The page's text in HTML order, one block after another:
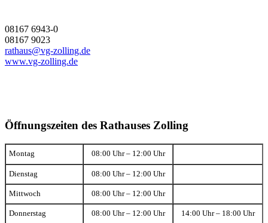
08167 6943-0
08167 9023
rathaus@vg-zolling.de
www.vg-zolling.de
Öffnungszeiten des Rathauses Zolling
Montag 08:00 Uhr – 12:00 Uhr
Dienstag 08:00 Uhr – 12:00 Uhr
Mittwoch 08:00 Uhr – 12:00 Uhr
Donnerstag 08:00 Uhr – 12:00 Uhr 14:00 Uhr – 18:00 Uhr